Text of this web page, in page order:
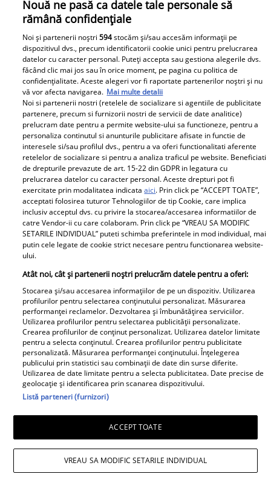
Daniela Nane, dezvăluiri după
despărțirea de Octavian Ene. Cum se
simte actrița: „Nu simt nicio lipsă”
Observator News
Nouă ne pasă ca datele tale personale să
rămână confidențiale
Noi și partenerii noștri594stocăm și/sau accesăm informații pe
dispozitivul dvs., precum identificatorii cookie unici pentru prelucrarea
datelor cu caracter personal. Puteți accepta sau gestiona alegerile dvs.
făcând clic mai jos sau în orice moment, pe pagina cu politica de
confidențialitate. Aceste alegeri vor fi raportate partenerilor noștri și nu
vă vor afecta navigarea. Mai multe detalii
Noi si partenerii nostri (retelele de socializare si agentiile de publicitate
partenere, precum si furnizorii nostri de servicii de date analitice)
prelucram date pentru a permite website-ului sa functioneze, pentru a
personaliza continutul si anunturile publicitare afisate in functie de
interesele si/sau profilul dvs., pentru a va oferi functionalitati aferente
retelelor de socializare si pentru a analiza traficul pe website. Beneficiati
de drepturile prevazute de art. 15-22 din GDPR in legatura cu
prelucrarea datelor cu caracter personal. Aceste drepturi pot fi
exercitate prin modalitatea indicataaici. Prin click pe “ACCEPT TOATE”,
acceptati folosirea tuturor Tehnologiilor de tip Cookie, care implica
inclusiv acceptul dvs. cu privire la stocarea/accesarea informatiilor de
catre Vendor-ii cu care colaboram. Prin click pe “VREAU SA MODIFIC
SETARILE INDIVIDUAL” puteti schimba preferintele in mod individual, mai
putin cele legate de cookie strict necesare pentru functionarea website-
ului.
Atât noi, cât și partenerii noștri prelucrăm datele pentru a oferi:
Stocarea și/sau accesarea informațiilor de pe un dispozitiv. Utilizarea
profilurilor pentru selectarea conținutului personalizat. Măsurarea
performanței reclamelor. Dezvoltarea și îmbunătățirea serviciilor.
Utilizarea profilurilor pentru selectarea publicității personalizate.
Crearea profilurilor de conținut personalizat. Utilizarea datelor limitate
pentru a selecta conținutul. Crearea profilurilor pentru publicitate
personalizată. Măsurarea performanței conținutului. Înțelegerea
publicului prin statistici sau combinații de date din surse diferite.
Utilizarea de date limitate pentru a selecta publicitatea. Date precise de
geolocație și identificarea prin scanarea dispozitivului.
Listă parteneri (furnizori)
ACCEPT TOATE
VREAU SA MODIFIC SETARILE INDIVIDUAL